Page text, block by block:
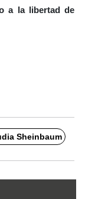
a la libertad de
Sheinbaum